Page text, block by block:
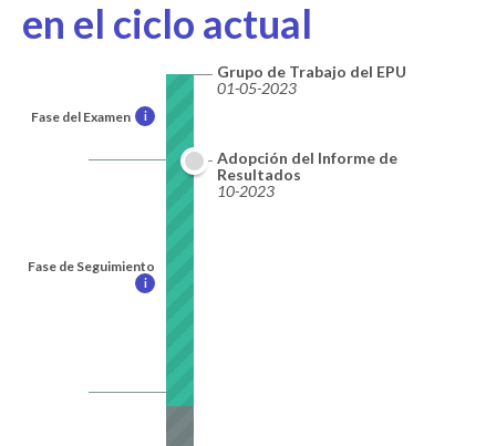
en el ciclo actual
Fase del Examen i
Fase de Seguimiento
i
Grupo de Trabajo del EPU
01-05-2023
Adopción del Informe de
Resultados
10-2023